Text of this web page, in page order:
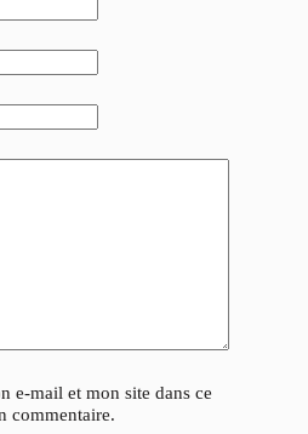
e-mail et mon site dans ce
commentaire.